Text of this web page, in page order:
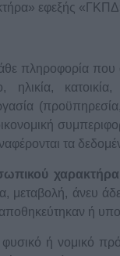
εφεξής
πληροφορία που
ηλικία,
τα
χαρακτήρα
μεταβολή, άνευ
ή
φυσικό ή νομικό